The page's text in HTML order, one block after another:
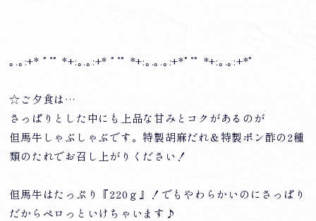
｡.｡:+* ﾟ ゜ﾟ *+:｡.｡:+* ﾟ ゜ﾟ *+:｡.｡.｡:+*ﾟ ゜ﾟ *+:｡.｡:+*ﾟ
☆ご夕食は…
さっぱりとした中にも上品な甘みとコクがあるのが
但馬牛しゃぶしゃぶです。特製胡麻だれ＆特製ポン酢の2種
類のたれでお召し上がりください！
但馬牛はたっぷり『220ｇ』！でもやわらかいのにさっぱり
だからペロっといけちゃいます♪